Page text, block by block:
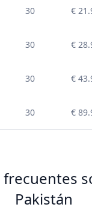
30 €
30 €
30 €
30 €
Pakistán